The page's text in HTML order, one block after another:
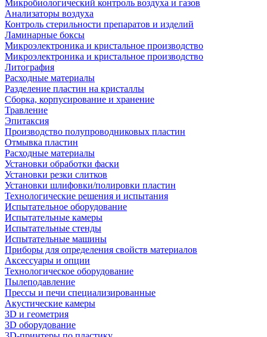
Микробиологический контроль воздуха и газов
Анализаторы воздуха
Контроль стерильности препаратов и изделий
Ламинарные боксы
Микроэлектроника и кристальное производство
Микроэлектроника и кристальное производство
Литография
Расходные материалы
Разделение пластин на кристаллы
Сборка, корпусирование и хранение
Травление
Эпитаксия
Производство полупроводниковых пластин
Отмывка пластин
Расходные материалы
Установки обработки фаски
Установки резки слитков
Установки шлифовки/полировки пластин
Технологические решения и испытания
Испытательное оборудование
Испытательные камеры
Испытательные стенды
Испытательные машины
Приборы для определения свойств материалов
Аксессуары и опции
Технологическое оборудование
Пылеподавление
Прессы и печи специализированные
Акустические камеры
3D и геометрия
3D оборудование